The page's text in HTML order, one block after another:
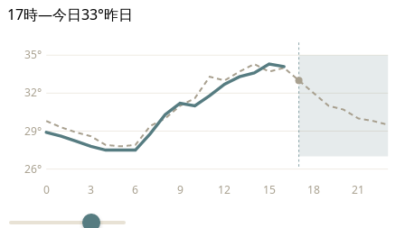
17時—今日33°昨日
26°
29°
32°
35°
0 3 6 9 12 15 18 21